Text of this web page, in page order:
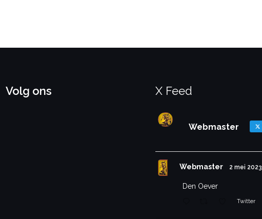
Volg ons X Feed
Webmaster
Webmaster 2 mei 2023
Den Oever
Twitter